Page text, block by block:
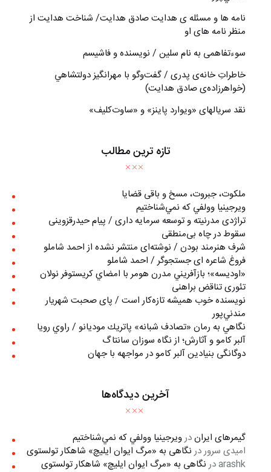
نامه ها و مسئله ی هدایت صادق هدایت/ شناخت هدایت از
منظر نامه های او
سوءتفاهمی به نام سلین / نویسنده و فاشیسم
خاطراتِ خانه‌ی پدری / گفت‌وگو با مهرانگيز دولتشاهي
(خواهرزاده‌ی صادق هدايت)
نقد سریالهای «ویوارد پاینز» و «ساوت‌کلیف»
تازه ترین مطالب
ملکوت، جبروت، مسخ و باقی قضایا
ويرجينيا وولفي كه نمي‌شناختيم
تراژدی مدرنیته و توسعه سرمایه داری / پیام حیدرقزوینی
سقوط در چاه بی‌منطقی
شرف هنرمند بودن / نوشته‌ای منتشر نشده از احمد شاملو
فروغ شاعره ای جستجوگر / احمد شاملو
«اوديسه»؛ بازآفريني مدرن هومر با امضاي كريستوفر نولان
تئوری تناقض براهنی
نويسنده خوب هميشه تازه‌كار است / پای صحبت شهريار
مندني‌پور
نگاهي به رمان «تصادف شبانه» پاتريك موديانو / راوي رويا
آلبر کامو و آثارش؛ از نگاه سوزان سانتاگ
دوگانگی بنیادین آلبر کامو در مواجهه با جهان
آخرین دیدگاه‌ها
گیمرهای ایراندرويرجينيا وولفي كه نمي‌شناختيم
امیدی سروردرنگاهی به «مرگ ايوان ايليچ» شاهکار تولستوی
arashkدرنگاهی به «مرگ ايوان ايليچ» شاهکار تولستوی